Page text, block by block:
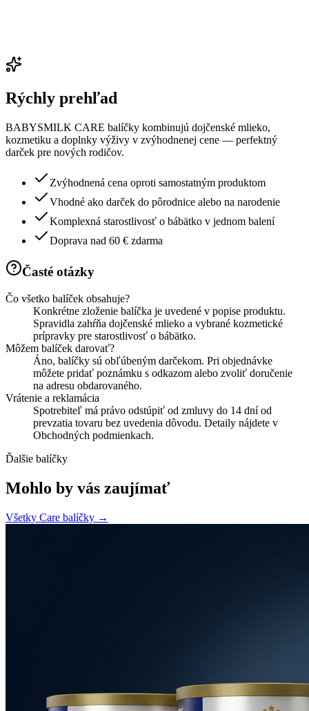
Rýchly prehľad
BABYSMILK CARE balíčky kombinujú dojčenské mlieko,
kozmetiku a doplnky výživy v zvýhodnenej cene — perfektný
darček pre nových rodičov.
Zvýhodnená cena oproti samostatným produktom
Vhodné ako darček do pôrodnice alebo na narodenie
Komplexná starostlivosť o bábätko v jednom balení
Doprava nad 60 € zdarma
Časté otázky
Čo všetko balíček obsahuje?
Konkrétne zloženie balíčka je uvedené v popise produktu.
Spravidla zahŕňa dojčenské mlieko a vybrané kozmetické
prípravky pre starostlivosť o bábätko.
Môžem balíček darovať?
Áno, balíčky sú obľúbeným darčekom. Pri objednávke
môžete pridať poznámku s odkazom alebo zvoliť doručenie
na adresu obdarovaného.
Vrátenie a reklamácia
Spotrebiteľ má právo odstúpiť od zmluvy do 14 dní od
prevzatia tovaru bez uvedenia dôvodu. Detaily nájdete v
Obchodných podmienkach.
Ďalšie balíčky
Mohlo by vás zaujímať
Všetky Care balíčky →